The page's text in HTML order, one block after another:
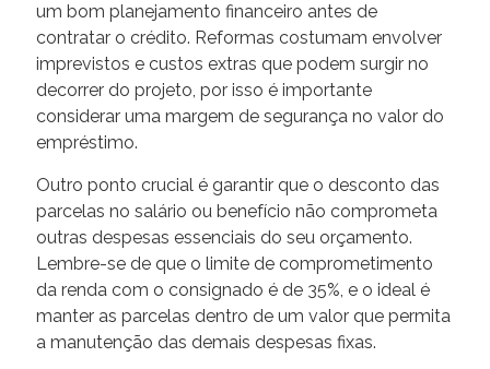
um bom planejamento financeiro antes de
contratar o crédito. Reformas costumam envolver
imprevistos e custos extras que podem surgir no
decorrer do projeto, por isso é importante
considerar uma margem de segurança no valor do
empréstimo.
Outro ponto crucial é garantir que o desconto das
parcelas no salário ou benefício não comprometa
outras despesas essenciais do seu orçamento.
Lembre-se de que o limite de comprometimento
da renda com o consignado é de 35%, e o ideal é
manter as parcelas dentro de um valor que permita
a manutenção das demais despesas fixas.